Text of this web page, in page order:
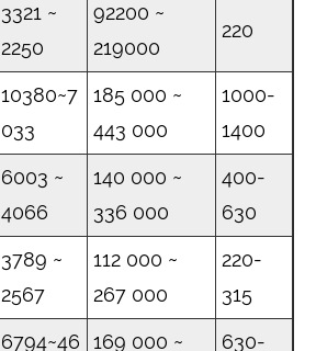
3321 ~
2250
92200 ~
219000
220
10380~7
033
185 000 ~
443 000
1000-
1400
6003 ~
4066
140 000 ~
336 000
400-
630
3789 ~
2567
112 000 ~
267 000
220-
315
6794~46 169 000 ~ 630-